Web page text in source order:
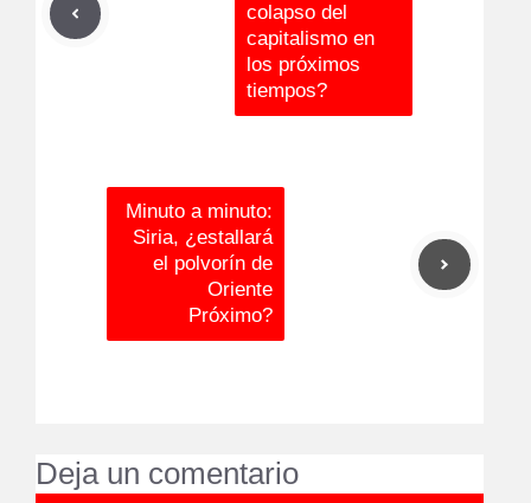
colapso del
capitalismo en
los próximos
tiempos?
Minuto a minuto:
Siria, ¿estallará
el polvorín de
Oriente
Próximo?
Deja un comentario